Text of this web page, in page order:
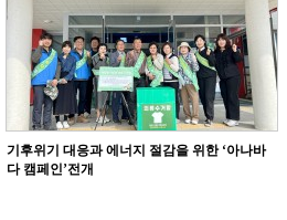
기후위기 대응과 에너지 절감을 위한 ‘아나바
다 캠페인’전개